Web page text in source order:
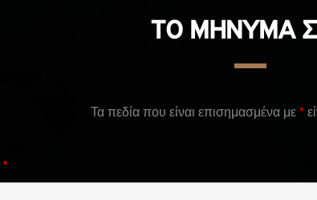
ΤΟ ΜΗΝΥΜΑ
Τα πεδία που είναι επισημασμένα με *
*